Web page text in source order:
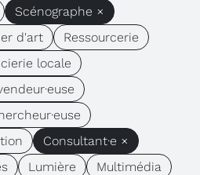
Scénographe ×
d'art
Ressourcerie
locale
Consultant·e ×
Lumière
Multimédia